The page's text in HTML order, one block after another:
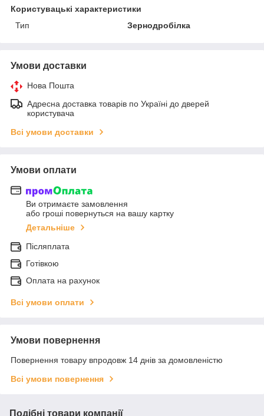
Користувацькі характеристики
Тип
Зернодробілка
Умови доставки
Нова Пошта
Адресна доставка товарів по Україні до дверей
користувача
Всі умови доставки
Умови оплати
Ви отримаєте замовлення
або гроші повернуться на вашу картку
Детальніше
Післяплата
Готівкою
Оплата на рахунок
Всі умови оплати
Умови повернення
Повернення товару впродовж 14 днів за домовленістю
Всі умови повернення
Подібні товари компанії